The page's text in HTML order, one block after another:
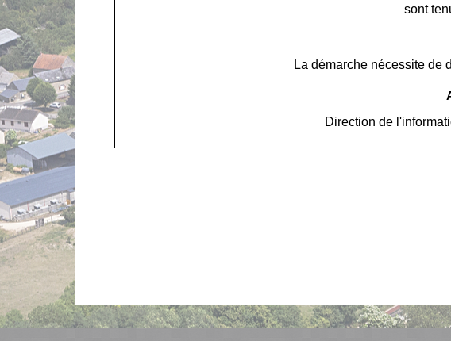
sont
La démarche nécessite de
Direction de